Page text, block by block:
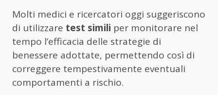
Molti medici e ricercatori oggi suggeriscono
di utilizzare test simili per monitorare nel
tempo l’efficacia delle strategie di
benessere adottate, permettendo così di
correggere tempestivamente eventuali
comportamenti a rischio.